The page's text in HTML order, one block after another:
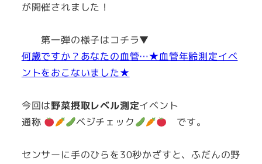
が開催されました！
第一弾の様子はコチラ▼
何歳ですか？あなたの血管…★血管年齢測定イベ
ントをおこないました★
今回は野菜摂取レベル測定イベント
通称
ベジチェック です。
センサーに手のひらを30秒かざすと、ふだんの野